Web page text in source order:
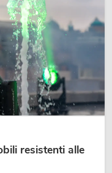
resistenti alle